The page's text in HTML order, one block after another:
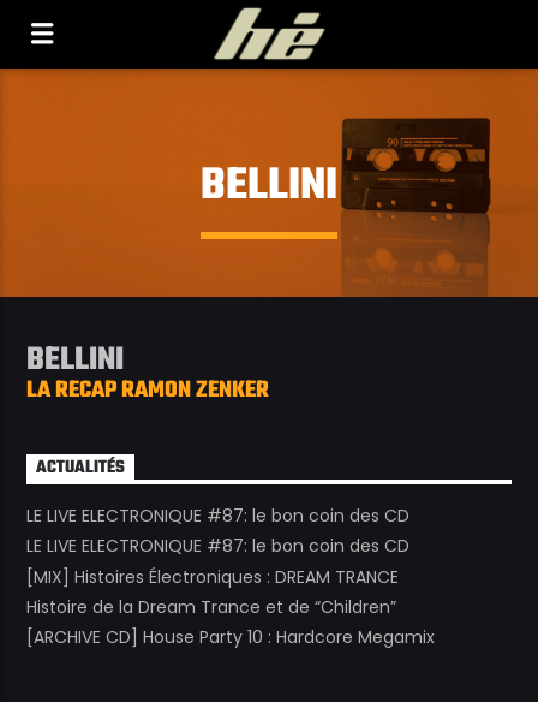
BELLINI
BELLINI
LA RECAP RAMON ZENKER
ACTUALITÉS
LE LIVE ELECTRONIQUE #87: le bon coin des CD
LE LIVE ELECTRONIQUE #87: le bon coin des CD
[MIX] Histoires Électroniques : DREAM TRANCE
Histoire de la Dream Trance et de “Children”
[ARCHIVE CD] House Party 10 : Hardcore Megamix